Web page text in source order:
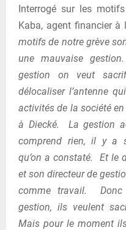
Interrogé sur les
Kaba, agent financier à
motifs de notre grève
une mauvaise
gestion on veut
délocaliser l’antenne
activités de la société
à Diecké. La gestion
comprend rien, il y a
qu’on a constaté. Et le
et son directeur de
comme travail.
gestion, ils veulent
Mais pour le moment